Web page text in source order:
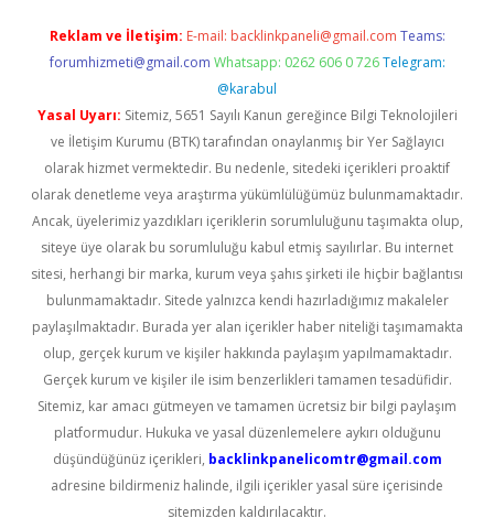
Reklam ve İletişim: E-mail: backlinkpaneli@gmail.com Teams:
forumhizmeti@gmail.com Whatsapp: 0262 606 0 726 Telegram:
@karabul
Yasal Uyarı: Sitemiz, 5651 Sayılı Kanun gereğince Bilgi Teknolojileri
ve İletişim Kurumu (BTK) tarafından onaylanmış bir Yer Sağlayıcı
olarak hizmet vermektedir. Bu nedenle, sitedeki içerikleri proaktif
olarak denetleme veya araştırma yükümlülüğümüz bulunmamaktadır.
Ancak, üyelerimiz yazdıkları içeriklerin sorumluluğunu taşımakta olup,
siteye üye olarak bu sorumluluğu kabul etmiş sayılırlar. Bu internet
sitesi, herhangi bir marka, kurum veya şahıs şirketi ile hiçbir bağlantısı
bulunmamaktadır. Sitede yalnızca kendi hazırladığımız makaleler
paylaşılmaktadır. Burada yer alan içerikler haber niteliği taşımamakta
olup, gerçek kurum ve kişiler hakkında paylaşım yapılmamaktadır.
Gerçek kurum ve kişiler ile isim benzerlikleri tamamen tesadüfidir.
Sitemiz, kar amacı gütmeyen ve tamamen ücretsiz bir bilgi paylaşım
platformudur. Hukuka ve yasal düzenlemelere aykırı olduğunu
düşündüğünüz içerikleri, backlinkpanelicomtr@gmail.com
adresine bildirmeniz halinde, ilgili içerikler yasal süre içerisinde
sitemizden kaldırılacaktır.